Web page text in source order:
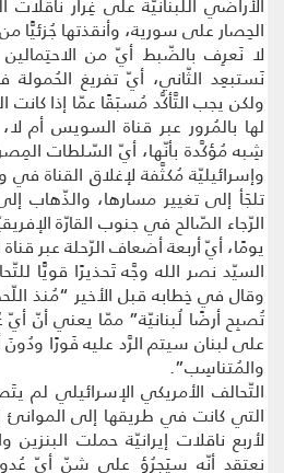
الأراضي اللبنانيّة على غِرار ناقلات
الحِصار على سورية، وأنقذتها جُزئيًّا
لا نَعرِف بالضّبط أيّ من الاحتِمالين
نَستبعِد الثّاني، أيّ تفريغ
ولكن يجب التَّأكُّد مُسبَقًا عمّا إذا
لها بالمُرور عبر قناة السويس أم
شِبه مُؤكَّدة بأنّها، أيّ السّلطات
وإسرائيليّة مُكثَّفة لإغلاق القناة
تلجَأ إلى تغيير مسارها، والذّهاب
يومًا، أيّ أربعة أضعاف الرّحلة عبر
السيّد نصر الله وجَّه تَحذيرًا قويًّا
وقال في خِطابه قبل الأخير “مُنذ
تُصبِح أرضًا لُبنانيّة” ممّا يعني أنّ أيّ
على لبنان سيتم الرَّد عليه فَورًا ودُونَ
والمُتناسِب”.
التّحالف الأمريكي الإسرائيلي لم
التي كانت في طريقها إلى الموانئ
لأربع ناقلات إيرانيّة حملت البنزين
نعتقد أنّه سيَجرُؤ على شنّ أيّ عُدوان